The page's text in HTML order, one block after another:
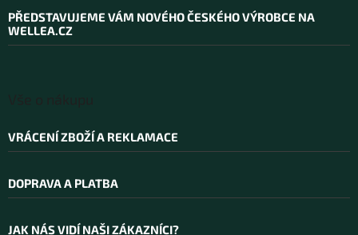
PŘEDSTAVUJEME VÁM NOVÉHO ČESKÉHO VÝROBCE NA
WELLEA.CZ
VRÁCENÍ ZBOŽÍ A REKLAMACE
DOPRAVA A PLATBA
JAK NÁS VIDÍ NAŠI ZÁKAZNÍCI?